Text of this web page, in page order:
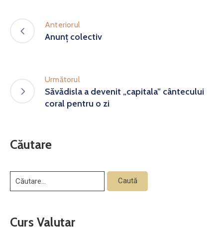
Anteriorul
Anunț colectiv
Următorul
Săvădisla a devenit „capitala” cântecului
coral pentru o zi
Căutare
Curs Valutar